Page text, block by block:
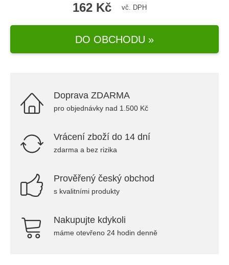
162 Kč vč. DPH
DO OBCHODU »
Doprava ZDARMA
pro objednávky nad 1.500 Kč
Vrácení zboží do 14 dní
zdarma a bez rizika
Prověřený český obchod
s kvalitními produkty
Nakupujte kdykoli
máme otevřeno 24 hodin denně